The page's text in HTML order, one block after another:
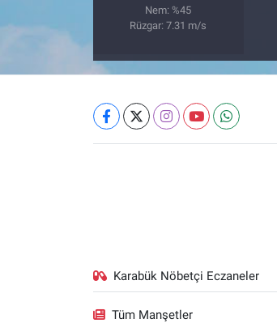
Nem: %45
Rüzgar: 7.31 m/s
Karabük Nöbetçi Eczaneler
Tüm Manşetler